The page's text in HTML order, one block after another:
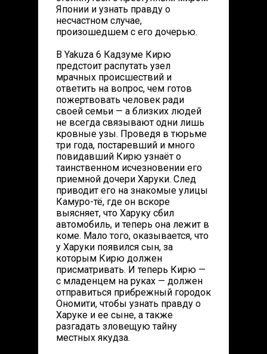
Японии и узнать правду о
несчастном случае,
произошедшем с его дочерью.
В Yakuza 6 Кадзуме Кирю
предстоит распутать узел
мрачных происшествий и
ответить на вопрос, чем готов
пожертвовать человек ради
своей семьи — а близких людей
не всегда связывают одни лишь
кровные узы. Проведя в тюрьме
три года, постаревший и много
повидавший Кирю узнаёт о
таинственном исчезновении его
приемной дочери Харуки. След
приводит его на знакомые улицы
Камуро-тё, где он вскоре
выясняет, что Харуку сбил
автомобиль, и теперь она лежит в
коме. Мало того, оказывается, что
у Харуки появился сын, за
которым Кирю должен
присматривать. И теперь Кирю —
с младенцем на руках — должен
отправиться прибрежный городок
Ономити, чтобы узнать правду о
Харуке и ее сыне, а также
разгадать зловещую тайну
местных якудза.